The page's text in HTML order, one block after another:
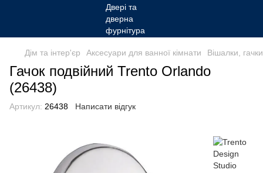
Дім та інтер'єр Аксесуари для ванної кімнати Вішалки,
Гачок подвійний Trento Orlando
(26438)
Артикул: 26438 Написати відгук